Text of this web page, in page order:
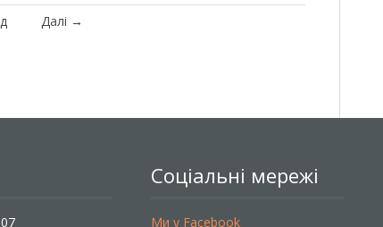
Далі →
Соціальні мережі
Ми у Facebook